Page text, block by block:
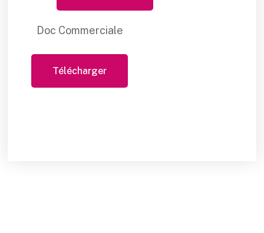
Doc Commerciale
Télécharger